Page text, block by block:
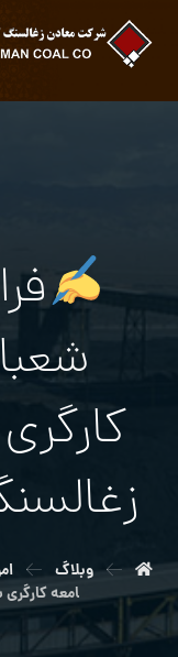
وبلاگ
امعه